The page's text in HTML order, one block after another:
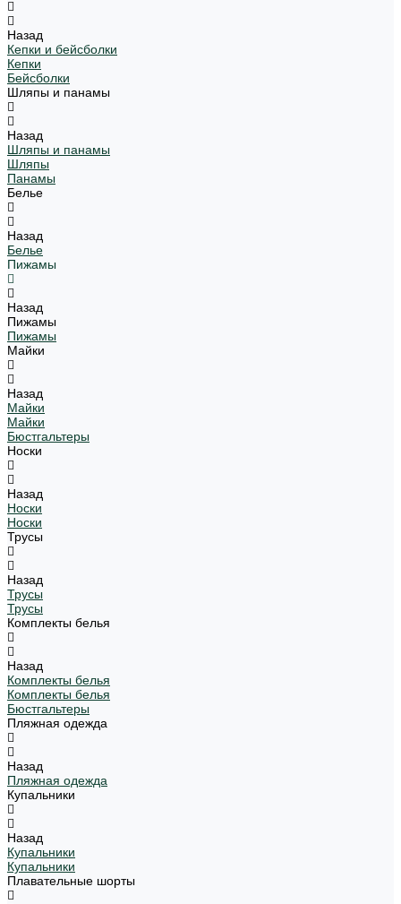
Назад
Кепки и бейсболки
Кепки
Бейсболки
Шляпы и панамы
Назад
Шляпы и панамы
Шляпы
Панамы
Белье
Назад
Белье
Пижамы
Назад
Пижамы
Пижамы
Майки
Назад
Майки
Майки
Бюстгальтеры
Носки
Назад
Носки
Носки
Трусы
Назад
Трусы
Трусы
Комплекты белья
Назад
Комплекты белья
Комплекты белья
Бюстгальтеры
Пляжная одежда
Назад
Пляжная одежда
Купальники
Назад
Купальники
Купальники
Плавательные шорты